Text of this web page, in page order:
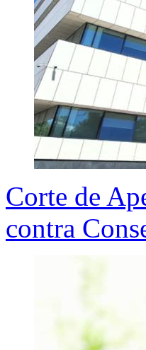
Corte de
contra